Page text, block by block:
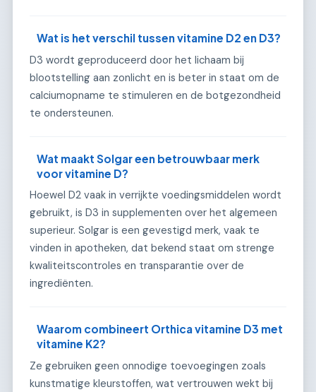
Wat is het verschil tussen vitamine D2 en D3?
D3 wordt geproduceerd door het lichaam bij
blootstelling aan zonlicht en is beter in staat om de
calciumopname te stimuleren en de botgezondheid
te ondersteunen.
Wat maakt Solgar een betrouwbaar merk
voor vitamine D?
Hoewel D2 vaak in verrijkte voedingsmiddelen wordt
gebruikt, is D3 in supplementen over het algemeen
superieur. Solgar is een gevestigd merk, vaak te
vinden in apotheken, dat bekend staat om strenge
kwaliteitscontroles en transparantie over de
ingrediënten.
Waarom combineert Orthica vitamine D3 met
vitamine K2?
Ze gebruiken geen onnodige toevoegingen zoals
kunstmatige kleurstoffen, wat vertrouwen wekt bij